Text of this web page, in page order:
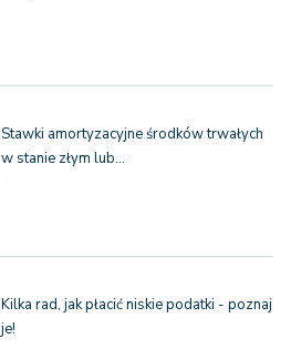
Stawki amortyzacyjne środków trwałych
w stanie złym lub…
Kilka rad, jak płacić niskie podatki - poznaj
je!